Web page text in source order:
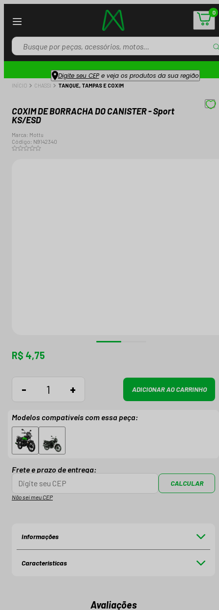
0
Digite seu CEPe veja os produtos da sua região
INÍCIO CHASSI TANQUE, TAMPAS E COXIM
COXIM DE BORRACHA DO CANISTER - Sport
KS/ESD
Marca: Mottu
Código: N9142340
R$ 4,75
- + ADICIONAR AO CARRINHO
Modelos compatíveis com essa peça:
Frete e prazo de entrega:
CALCULAR
Não sei meu CEP
Informações
Características
Avaliações